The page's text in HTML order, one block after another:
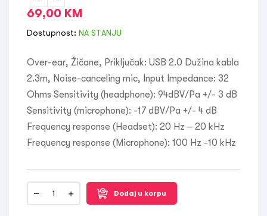
69,00 KM
Dostupnost: NA STANJU
Over-ear, Žičane, Priključak: USB 2.0 Dužina kabla
2.3m, Noise-canceling mic, Input Impedance: 32
Ohms Sensitivity (headphone): 94dBV/Pa +/- 3 dB
Sensitivity (microphone): -17 dBV/Pa +/- 4 dB
Frequency response (Headset): 20 Hz – 20 kHz
Frequency response (Microphone): 100 Hz -10 kHz
Dodaj u korpu